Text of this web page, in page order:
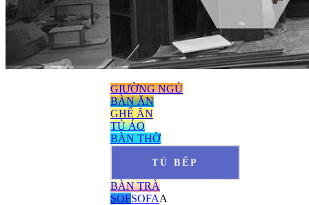
GIƯỜNG NGỦ
BÀN ĂN
GHẾ ĂN
TỦ ÁO
BÀN THỜ
TỦ BẾP
BÀN TRÀ
SOFSOFAA